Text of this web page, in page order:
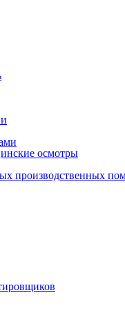
осмотры
производственных